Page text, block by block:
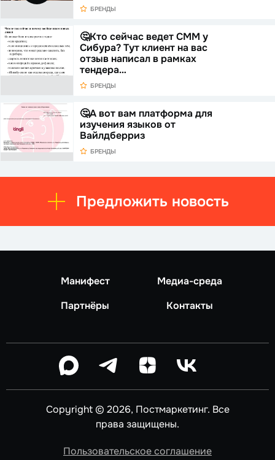
БРЕНДЫ
🤔Кто сейчас ведет СММ у
Сибура? Тут клиент на вас
отзыв написал в рамках
тендера…
БРЕНДЫ
🤔А вот вам платформа для
изучения языков от
Вайлдберриз
БРЕНДЫ
Предложить новость
Манифест
Медиа-среда
Партнёры
Контакты
Copyright © 2026, Постмаркетинг. Все
права защищены.
Пользовательское соглашение